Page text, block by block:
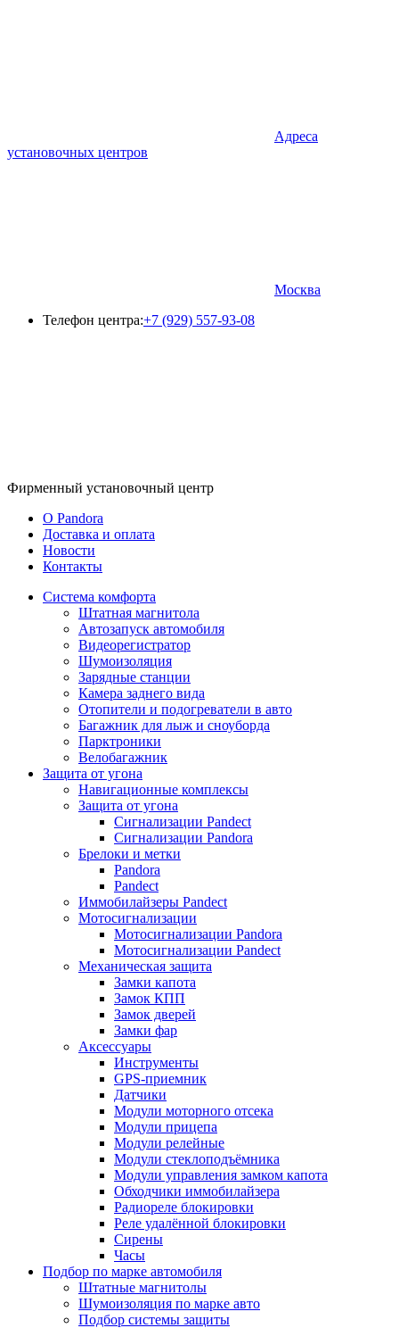
Адреса
установочных центров
Москва
Телефон центра:+7 (929) 557-93-08
Фирменный установочный центр
O Pandora
Доставка и оплата
Новости
Контакты
Система комфорта
Штатная магнитола
Автозапуск автомобиля
Видеорегистратор
Шумоизоляция
Зарядные станции
Камера заднего вида
Отопители и подогреватели в авто
Багажник для лыж и сноуборда
Парктроники
Велобагажник
Защита от угона
Навигационные комплексы
Защита от угона
Сигнализации Pandect
Сигнализации Pandora
Брелоки и метки
Pandora
Pandect
Иммобилайзеры Pandect
Мотосигнализации
Мотосигнализации Pandora
Мотосигнализации Pandect
Механическая защита
Замки капота
Замок КПП
Замок дверей
Замки фар
Аксессуары
Инструменты
GPS-приемник
Датчики
Модули моторного отсека
Модули прицепа
Модули релейные
Модули стеклоподъёмника
Модули управления замком капота
Обходчики иммобилайзера
Радиореле блокировки
Реле удалённой блокировки
Сирены
Часы
Подбор по марке автомобиля
Штатные магнитолы
Шумоизоляция по марке авто
Подбор системы защиты